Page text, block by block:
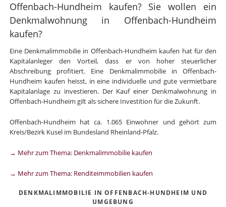
Offenbach-Hundheim kaufen? Sie wollen ein
Denkmalwohnung in Offenbach-Hundheim
kaufen?
Eine Denkmalimmobilie in Offenbach-Hundheim kaufen hat für den
Kapitalanleger den Vorteil, dass er von hoher steuerlicher
Abschreibung profitiert. Eine Denkmalimmobilie in Offenbach-
Hundheim kaufen heisst, in eine individuelle und gute vermietbare
Kapitalanlage zu investieren. Der Kauf einer Denkmalwohnung in
Offenbach-Hundheim gilt als sichere Investition für die Zukunft.
Offenbach-Hundheim hat ca. 1.065 Einwohner und gehört zum
Kreis/Bezirk Kusel im Bundesland Rheinland-Pfalz.
→ Mehr zum Thema: Denkmalimmobilie kaufen
→ Mehr zum Thema: Renditeimmobilien kaufen
DENKMALIMMOBILIE IN OFFENBACH-HUNDHEIM UND
UMGEBUNG